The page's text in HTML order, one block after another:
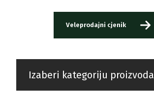
Veleprodajni cjenik
Izaberi kategoriju proizvoda